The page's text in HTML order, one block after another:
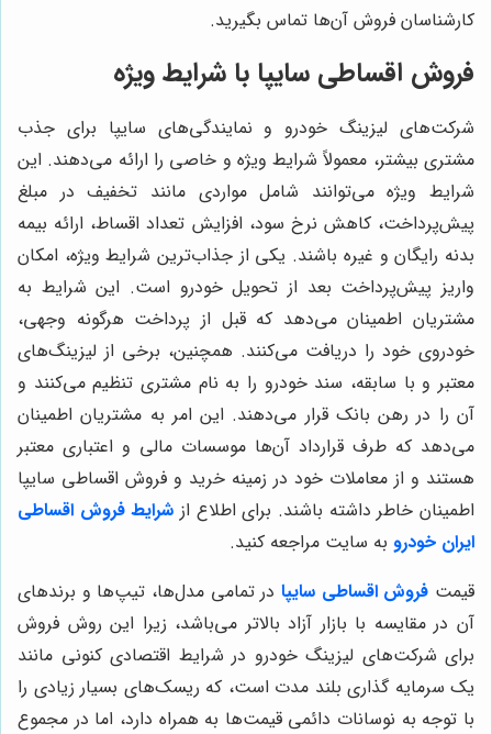
کارشناسان فروش آن‌ها تماس بگیرید.
فروش اقساطی سایپا با شرایط ویژه
شرکت‌های لیزینگ خودرو و نمایندگی‌های سایپا برای جذب
مشتری بیشتر، معمولاً شرایط ویژه و خاصی را ارائه می‌دهند. این
شرایط ویژه می‌توانند شامل مواردی مانند تخفیف در مبلغ
پیش‌پرداخت، کاهش نرخ سود، افزایش تعداد اقساط، ارائه بیمه
بدنه رایگان و غیره باشند. یکی از جذاب‌ترین شرایط ویژه، امکان
واریز پیش‌پرداخت بعد از تحویل خودرو است. این شرایط به
مشتریان اطمینان می‌دهد که قبل از پرداخت هرگونه وجهی،
خودروی خود را دریافت می‌کنند. همچنین، برخی از لیزینگ‌های
معتبر و با سابقه، سند خودرو را به نام مشتری تنظیم می‌کنند و
آن را در رهن بانک قرار می‌دهند. این امر به مشتریان اطمینان
می‌دهد که طرف قرارداد آن‌ها موسسات مالی و اعتباری معتبر
هستند و از معاملات خود در زمینه خرید و فروش اقساطی سایپا
اطمینان خاطر داشته باشند. برای اطلاع از شرایط فروش اقساطی
ایران خودرو به سایت مراجعه کنید.
قیمت فروش اقساطی سایپا در تمامی مدل‌ها، تیپ‌ها و برندهای
آن در مقایسه با بازار آزاد بالاتر می‌باشد، زیرا این روش فروش
برای شرکت‌های لیزینگ خودرو در شرایط اقتصادی کنونی مانند
یک سرمایه گذاری بلند مدت است، که ریسک‌های بسیار زیادی را
با توجه به نوسانات دائمی قیمت‌ها به همراه دارد، اما در مجموع